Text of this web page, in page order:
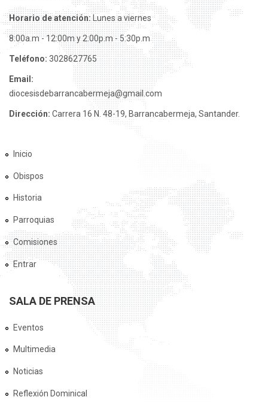
Horario de atención:Lunes a viernes
8:00a.m - 12:00m y 2:00p.m - 5:30p.m
Teléfono: 3028627765
Email:
diocesisdebarrancabermeja@gmail.com
Dirección: Carrera 16 N. 48-19, Barrancabermeja, Santander.
Inicio
Obispos
Historia
Parroquias
Comisiones
Entrar
SALA DE PRENSA
Eventos
Multimedia
Noticias
Reflexión Dominical